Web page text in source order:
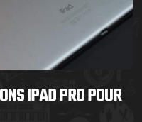
IPAD PRO POUR